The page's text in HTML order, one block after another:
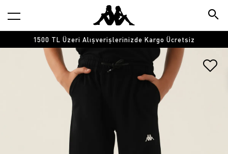
1500 TL Üzeri Alışverişlerinizde Kargo Ücretsiz